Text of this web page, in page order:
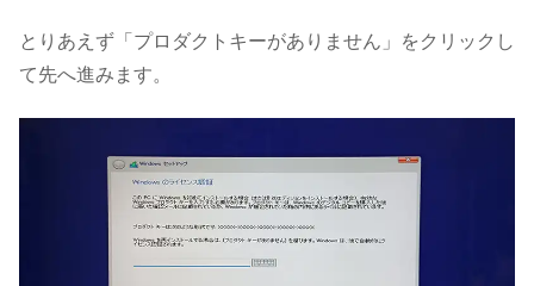
とりあえず「プロダクトキーがありません」をクリックし
て先へ進みます。